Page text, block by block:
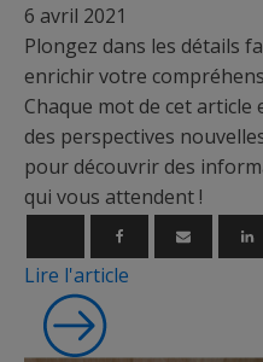
6 avril 2021
Plongez dans les détails
enrichir votre
Chaque mot de cet
des perspectives
pour découvrir des
qui vous attendent !
Lire l'article